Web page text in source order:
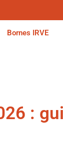
Bornes IRVE
: